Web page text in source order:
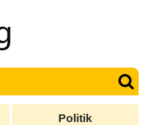
Politik